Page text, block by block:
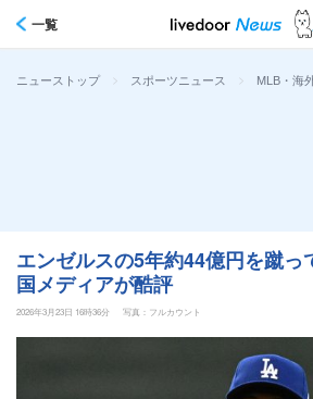
一覧
ニューストップ > スポーツニュース > MLB・海
エンゼルスの5年約44億円を蹴っ
国メディアが酷評
2026年3月23日 16時36分
写真：フルカウント